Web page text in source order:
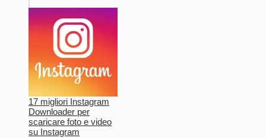
17 migliori Instagram
Downloader per
scaricare foto e video
su Instagram